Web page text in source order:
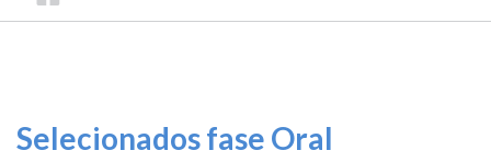
O
TRILHA
CONSELHO
FEDERAL
Selecionados fase Oral